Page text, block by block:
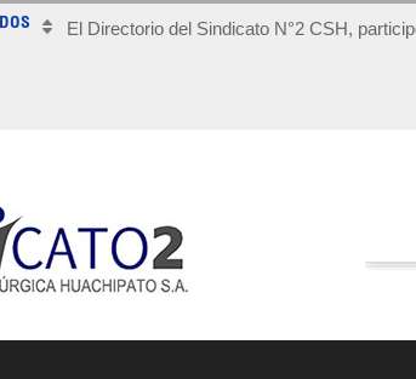
El Directorio del Sindicato N°2 CSH,